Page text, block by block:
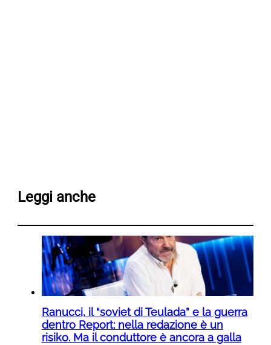
Leggi anche
Ranucci, il “soviet di Teulada” e la guerra
dentro Report: nella redazione è un
risiko. Ma il conduttore è ancora a galla